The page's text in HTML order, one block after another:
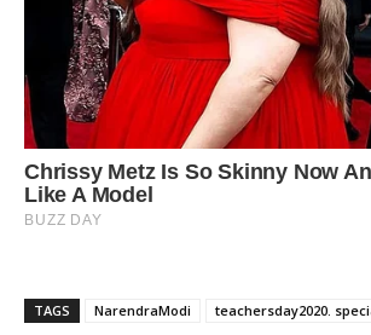
TAGS NarendraModi teachersday2020.